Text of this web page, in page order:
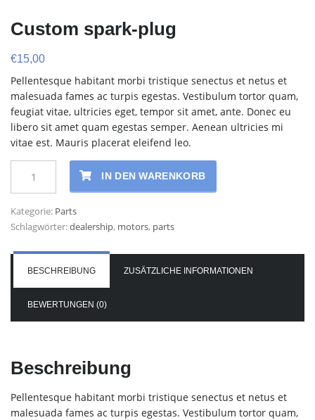
Custom spark-plug
€15,00
Pellentesque habitant morbi tristique senectus et netus et
malesuada fames ac turpis egestas. Vestibulum tortor quam,
feugiat vitae, ultricies eget, tempor sit amet, ante. Donec eu
libero sit amet quam egestas semper. Aenean ultricies mi
vitae est. Mauris placerat eleifend leo.
spark-
plug
Menge
IN DEN WARENKORB
Kategorie: Parts
Schlagwörter:dealership, motors, parts
BESCHREIBUNG ZUSÄTZLICHE INFORMATIONEN
BEWERTUNGEN (0)
Beschreibung
Pellentesque habitant morbi tristique senectus et netus et
malesuada fames ac turpis egestas. Vestibulum tortor quam,